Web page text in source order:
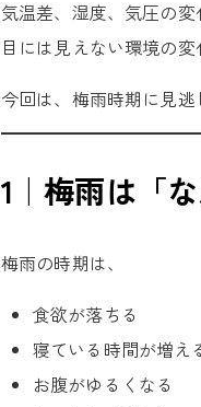
気温差、湿度、気圧の変
目には見えない環境の
今回は、梅雨時期に見
1｜梅雨は「
梅雨の時期は、
食欲が落ちる
寝ている時間が増え
お腹がゆるくなる